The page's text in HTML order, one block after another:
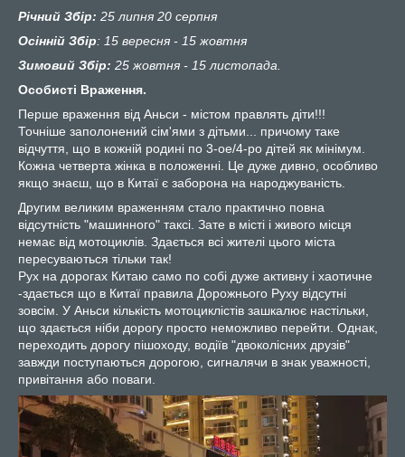
Річний Збір: 25 липня 20 серпня
Осінній Збір: 15 вересня - 15 жовтня
Зимовий Збір: 25 жовтня - 15 листопада.
Особисті Враження.
Перше враження від Аньси - містом правлять діти!!!
Точніше заполонений сім'ями з дітьми... причому таке
відчуття, що в кожній родині по 3-ое/4-ро дітей як мінімум.
Кожна четверта жінка в положенні. Це дуже дивно, особливо
якщо знаєш, що в Китаї є заборона на народжуваність.
Другим великим враженням стало практично повна
відсутність "машинного" таксі. Зате в місті і живого місця
немає від мотоциклів. Здається всі жителі цього міста
пересуваються тільки так!
Рух на дорогах Китаю само по собі дуже активну і хаотичне
-здається що в Китаї правила Дорожнього Руху відсутні
зовсім. У Аньси кількість мотоциклістів зашкалює настільки,
що здається ніби дорогу просто неможливо перейти. Однак,
переходить дорогу пішоходу, водіїв "двоколісних друзів"
завжди поступаються дорогою, сигналячи в знак уважності,
привітання або поваги.